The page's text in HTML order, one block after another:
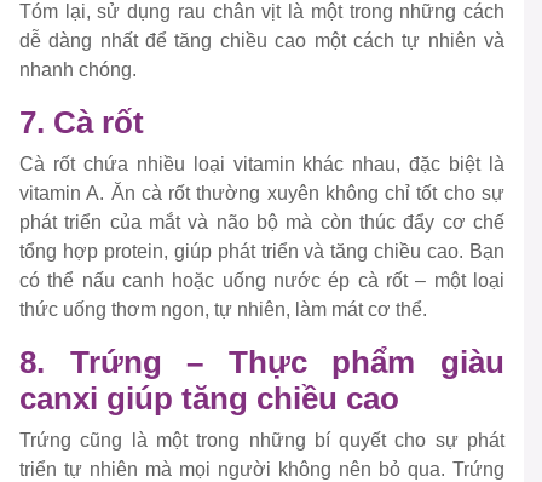
Tóm lại, sử dụng rau chân vịt là một trong những cách
dễ dàng nhất để tăng chiều cao một cách tự nhiên và
nhanh chóng.
7. Cà rốt
Cà rốt chứa nhiều loại vitamin khác nhau, đặc biệt là
vitamin A. Ăn cà rốt thường xuyên không chỉ tốt cho sự
phát triển của mắt và não bộ mà còn thúc đẩy cơ chế
tổng hợp protein, giúp phát triển và tăng chiều cao. Bạn
có thể nấu canh hoặc uống nước ép cà rốt – một loại
thức uống thơm ngon, tự nhiên, làm mát cơ thể.
8. Trứng – Thực phẩm giàu
canxi giúp tăng chiều cao
Trứng cũng là một trong những bí quyết cho sự phát
triển tự nhiên mà mọi người không nên bỏ qua. Trứng